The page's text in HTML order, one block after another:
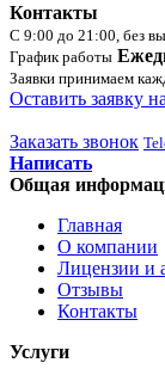
Контакты
С 9:00 до 21:00, без
График работы
Заявки принимаем
Оставить заявку
Заказать звонок
Написать
Общая
Главная
О компании
Лицензии и
Отзывы
Контакты
Услуги